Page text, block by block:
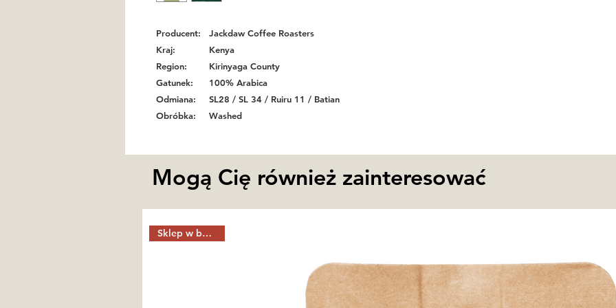
Producent: Jackdaw Coffee Roasters
Kraj:
Kenya
Region:
Kirinyaga County
Gatunek:
100% Arabica
Odmiana:
SL28 / SL 34 / Ruiru 11 / Batian
Obróbka:
Washed
Mogą Cię również zainteresować
Sklep w budowie